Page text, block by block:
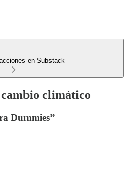
en Substack
climático
Dummies”